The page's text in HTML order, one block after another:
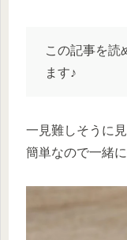
この記事を読
ます♪
一見難しそうに
簡単なので一緒